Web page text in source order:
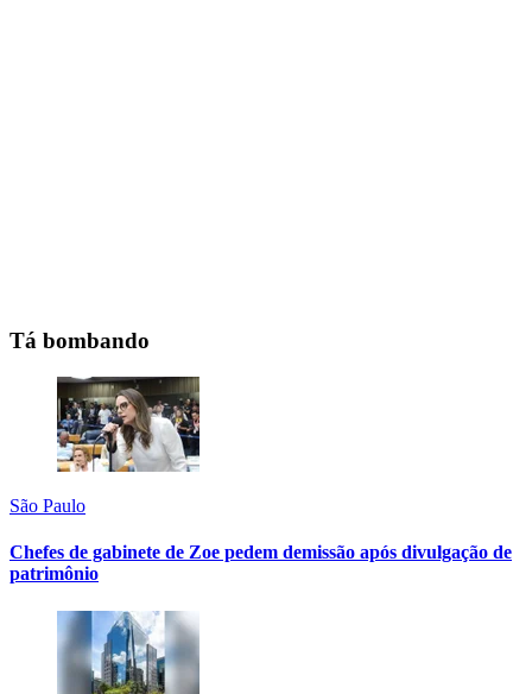
Tá bombando
São Paulo
Chefes de gabinete de Zoe pedem demissão após divulgação de
patrimônio